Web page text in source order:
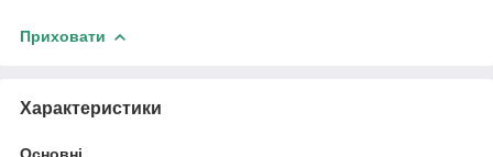
Приховати
Характеристики
Основні